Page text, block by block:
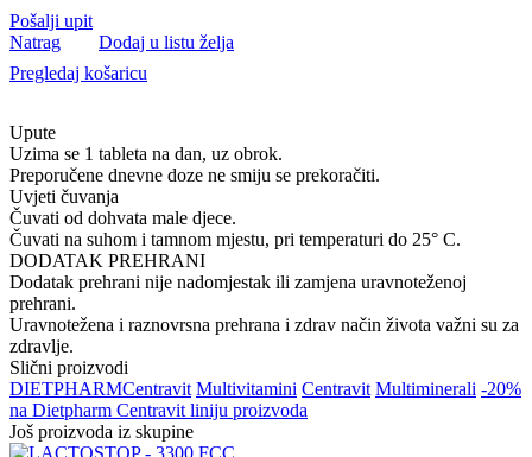
Pošalji upit
Natrag
Dodaj u listu želja
Pregledaj košaricu
Upute
Uzima se 1 tableta na dan, uz obrok.
Preporučene dnevne doze ne smiju se prekoračiti.
Uvjeti čuvanja
Čuvati od dohvata male djece.
Čuvati na suhom i tamnom mjestu, pri temperaturi do 25° C.
DODATAK PREHRANI
Dodatak prehrani nije nadomjestak ili zamjena uravnoteženoj
prehrani.
Uravnotežena i raznovrsna prehrana i zdrav način života važni su za
zdravlje.
Slični proizvodi
DIETPHARMCentravit Multivitamini Centravit Multiminerali -20%
na Dietpharm Centravit liniju proizvoda
Još proizvoda iz skupine